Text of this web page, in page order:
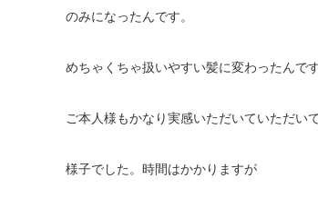
のみになったんです。
めちゃくちゃ扱いやすい髪に変わったんです
ご本人様もかなり実感いただいていただい
様子でした。時間はかかりますが